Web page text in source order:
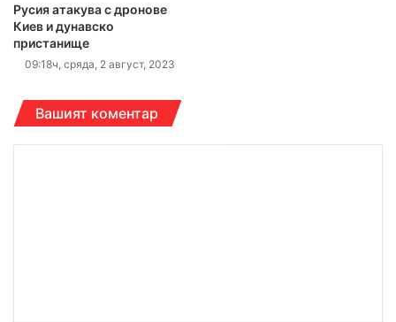
Русия атакува с дронове
Киев и дунавско
пристанище
09:18ч, сряда, 2 август, 2023
Вашият коментар